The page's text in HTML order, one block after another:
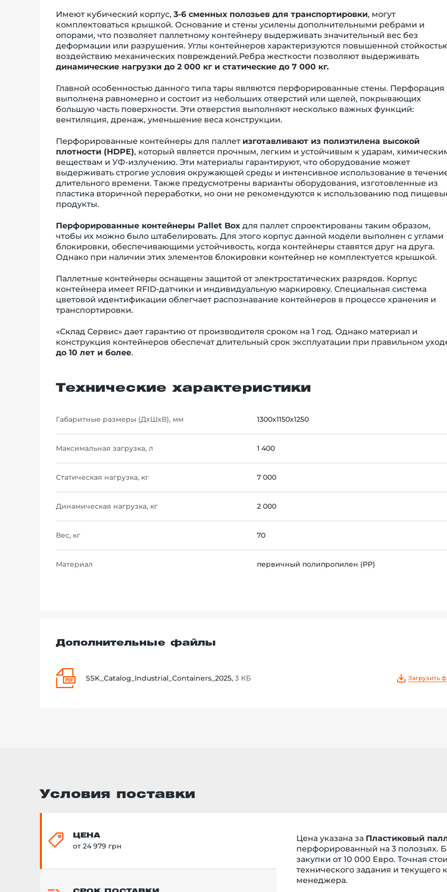
Имеют кубический корпус, 3-6 сменных полозьев для транспортировки, могут
комплектоваться крышкой. Основание и стены усилены дополнительными ребрами и
опорами, что позволяет паллетному контейнеру выдерживать значительный вес без
деформации или разрушения. Углы контейнеров характеризуются повышенной
воздействию механических повреждений.Ребра жесткости позволяют выдерживать
динамические нагрузки до 2 000 кг и статические до 7 000 кг.
Главной особенностью данного типа тары являются перфорированные стены. Перфорация
выполнена равномерно и состоит из небольших отверстий или щелей, покрывающих
большую часть поверхности. Эти отверстия выполняют несколько важных функций:
вентиляция, дренаж, уменьшение веса конструкции.
Перфорированные контейнеры для паллет изготавливают из полиэтилена высокой
плотности (HDPE), который является прочным, легким и устойчивым к ударам,
веществам и УФ-излучению. Эти материалы гарантируют, что оборудование может
выдерживать строгие условия окружающей среды и интенсивное использование в
длительного времени. Также предусмотрены варианты оборудования, изготовленные из
пластика вторичной переработки, но они не рекомендуются к использованию под
продукты.
Перфорированные контейнеры Pallet Box для паллет спроектированы таким образом,
чтобы их можно было штабелировать. Для этого корпус данной модели выполнен с углами
блокировки, обеспечивающими устойчивость, когда контейнеры ставятся друг на друга.
Однако при наличии этих элементов блокировки контейнер не комплектуется крышкой.
Паллетные контейнеры оснащены защитой от электростатических разрядов. Корпус
контейнера имеет RFID-датчики и индивидуальную маркировку. Специальная система
цветовой идентификации облегчает распознавание контейнеров в процессе хранения и
транспортировки.
«Склад Сервис» дает гарантию от производителя сроком на 1 год. Однако материал и
конструкция контейнеров обеспечат длительный срок эксплуатации при правильном
до 10 лет и более.
Технические характеристики
Габаритные размеры (ДхШхВ), мм 1300x1150x1250
Максимальная загрузка, л 1 400
Статическая нагрузка, кг 7 000
Динамическая нагрузка, кг 2 000
Вес, кг 70
Материал первичный полипропилен (PP)
Дополнительные файлы
SSK_Catalog_Industrial_Containers_2025, 3 КБ Загрузить
Условия поставки
ЦЕНА
от 24 979 грн
Цена указана за Пластиковый
перфорированный на 3 полозьях.
закупки от 10 000 Евро. Точная
технического задания и текущего
менеджера.